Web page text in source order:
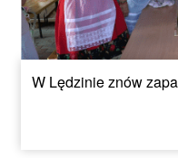
W Lędzinie znów